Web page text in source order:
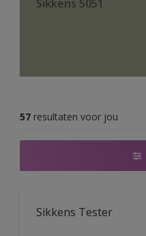
Sikkens 5051
57 resultaten voor jou
Sikkens Tester